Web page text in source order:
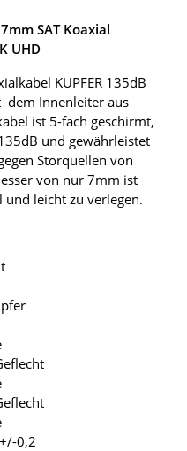
SAT Koaxial
UHD
KUPFER 135dB
dem Innenleiter aus
ist 5-fach geschirmt,
und gewährleistet
Störquellen von
von nur 7mm ist
und leicht zu verlegen.
0,2